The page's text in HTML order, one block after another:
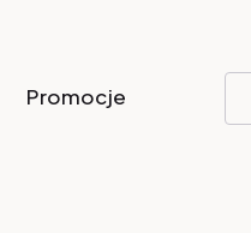
Promocje